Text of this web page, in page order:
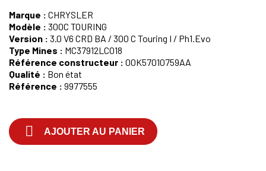
Marque : CHRYSLER
Modèle : 300C TOURING
Version : 3.0 V6 CRD BA / 300 C Touring I / Ph1.Evo
Type Mines : MC37912LC018
Référence constructeur : 00K57010759AA
Qualité : Bon état
Référence : 9977555
 AJOUTER AU PANIER